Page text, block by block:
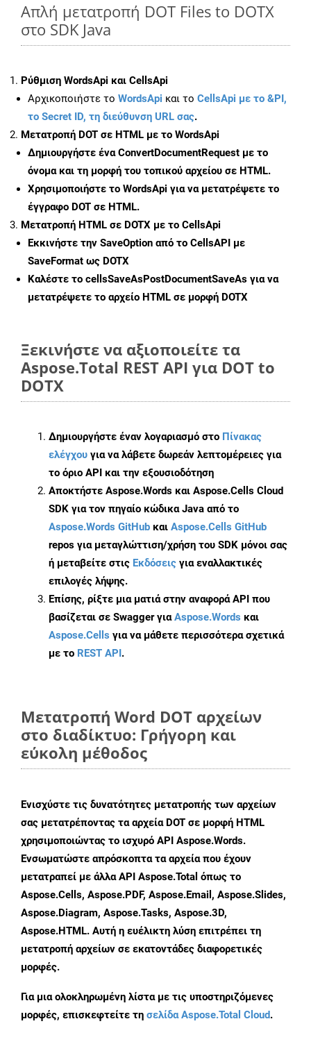
Απλή μετατροπή DOT Files to DOTX
στο SDK Java
Ρύθμιση WordsApi και CellsApi
Αρχικοποιήστε το WordsApi και το CellsApi με το &PI,
το Secret ID, τη διεύθυνση URL σας.
Μετατροπή DOT σε HTML με το WordsApi
Δημιουργήστε έναConvertDocumentRequest με το
όνομα και τη μορφή του τοπικού αρχείου σε HTML.
Χρησιμοποιήστε το WordsApi για να μετατρέψετε το
έγγραφο DOT σε HTML.
Μετατροπή HTML σε DOTX με το CellsApi
Εκκινήστε την SaveOption από το CellsAPI με
SaveFormat ως DOTX
Καλέστε το cellsSaveAsPostDocumentSaveAs για να
μετατρέψετε το αρχείο HTML σε μορφή DOTX
Ξεκινήστε να αξιοποιείτε τα
Aspose.Total REST API για DOT to
DOTX
Δημιουργήστε έναν λογαριασμό στο Πίνακας
ελέγχου για να λάβετε δωρεάν λεπτομέρειες για
το όριο API και την εξουσιοδότηση
Αποκτήστε Aspose.Words και Aspose.Cells Cloud
SDK για τον πηγαίο κώδικα Java από το
Aspose.Words GitHub και Aspose.Cells GitHub
repos για μεταγλώττιση/χρήση του SDK μόνοι σας
ή μεταβείτε στις Εκδόσεις για εναλλακτικές
επιλογές λήψης.
Επίσης, ρίξτε μια ματιά στην αναφορά API που
βασίζεται σε Swagger γιαAspose.Words και
Aspose.Cells για να μάθετε περισσότερα σχετικά
με το REST API.
Μετατροπή Word DOT αρχείων
στο διαδίκτυο: Γρήγορη και
εύκολη μέθοδος
Ενισχύστε τις δυνατότητες μετατροπής των αρχείων
σας μετατρέποντας τα αρχεία DOT σε μορφή HTML
χρησιμοποιώντας το ισχυρό API Aspose.Words.
Ενσωματώστε απρόσκοπτα τα αρχεία που έχουν
μετατραπεί με άλλα API Aspose.Total όπως το
Aspose.Cells, Aspose.PDF, Aspose.Email, Aspose.Slides,
Aspose.Diagram, Aspose.Tasks, Aspose.3D,
Aspose.HTML. Αυτή η ευέλικτη λύση επιτρέπει τη
μετατροπή αρχείων σε εκατοντάδες διαφορετικές
μορφές.
Για μια ολοκληρωμένη λίστα με τις υποστηριζόμενες
μορφές, επισκεφτείτε τη σελίδα Aspose.Total Cloud.